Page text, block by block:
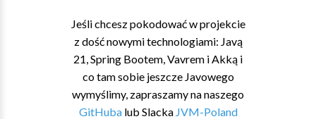
Jeśli chcesz pokodować w projekcie
z dość nowymi technologiami: Javą
21, Spring Bootem, Vavrem i Akką i
co tam sobie jeszcze Javowego
wymyślimy, zapraszamy na naszego
GitHubalub Slacka JVM-Poland